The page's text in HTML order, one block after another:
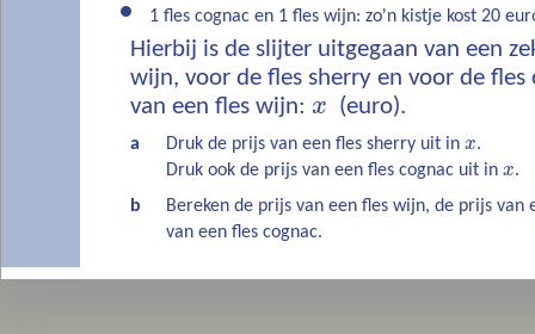
1 fles cognac en 1 fles wijn: zo'n kistje kost 20
Hierbij is de slijter uitgegaan van een
wijn, voor de fles sherry en voor de fles
van een fles wijn: x (euro).
a Druk de prijs van een fles sherry uit in x.
Druk ook de prijs van een fles cognac uit in x.
b
Bereken de prijs van een fles wijn, de prijs van
van een fles cognac.